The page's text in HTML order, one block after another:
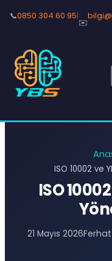
📞0850 304 60 95|
✉️
ISO 10002 ve
ISO
21 Mayıs 2026Ferhat